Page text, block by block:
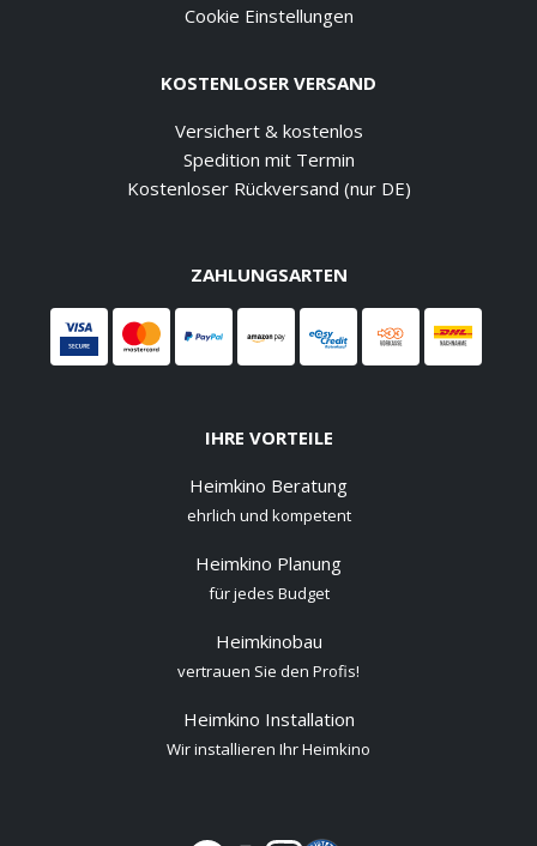
Cookie Einstellungen
KOSTENLOSER VERSAND
Versichert & kostenlos
Spedition mit Termin
Kostenloser Rückversand (nur DE)
ZAHLUNGSARTEN
IHRE VORTEILE
Heimkino Beratung
ehrlich und kompetent
Heimkino Planung
für jedes Budget
Heimkinobau
vertrauen Sie den Profis!
Heimkino Installation
Wir installieren Ihr Heimkino